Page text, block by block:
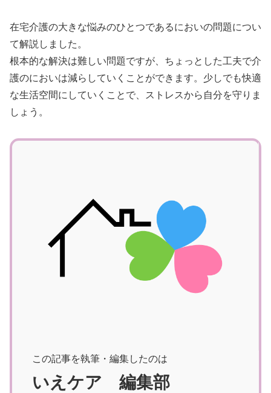
在宅介護の大きな悩みのひとつであるにおいの問題につい
て解説しました。
根本的な解決は難しい問題ですが、ちょっとした工夫で介
護のにおいは減らしていくことができます。少しでも快適
な生活空間にしていくことで、ストレスから自分を守りま
しょう。
この記事を執筆・編集したのは
いえケア 編集部